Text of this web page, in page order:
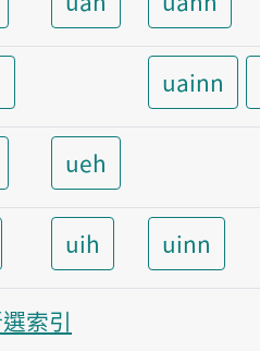
uainn
ueh
uih uinn
索引